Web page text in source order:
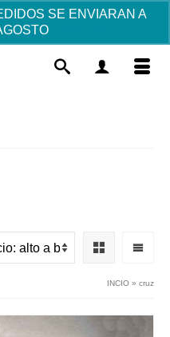
SE ENVIARAN A
INCIO » cruz
Bautizo -Detalle
AÑADIR